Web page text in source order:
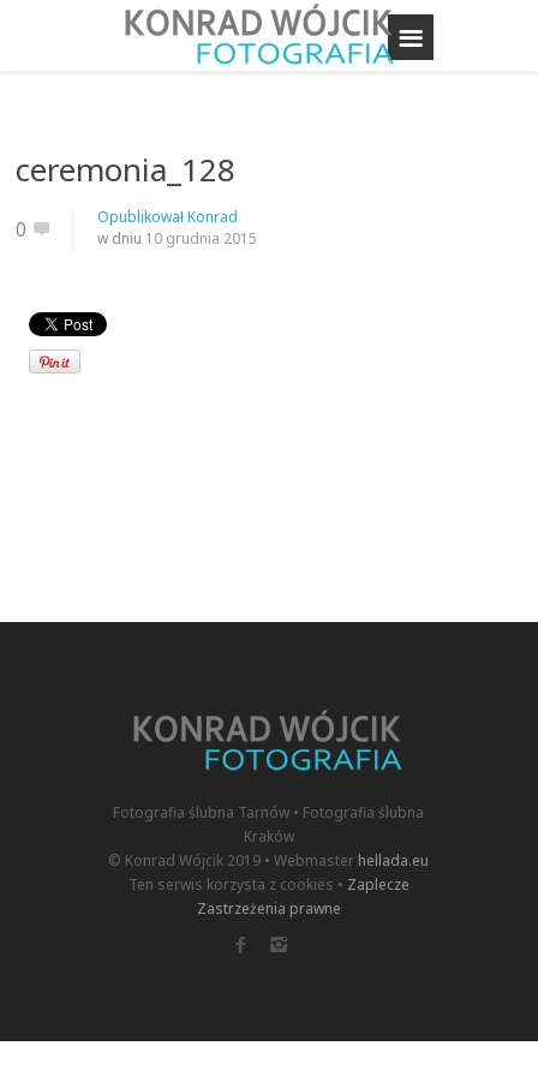
ceremonia_128
0 OpublikowałKonrad
w dniu 10 grudnia 2015
Fotografia ślubna Tarnów • Fotografia ślubna
Kraków
© Konrad Wójcik 2019 • Webmaster hellada.eu
Ten serwis korzysta z cookies • Zaplecze
Zastrzeżenia prawne